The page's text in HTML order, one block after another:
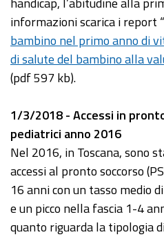
informazioni scarica i report “
bambino nel primo anno di
di salute del bambino alla
(pdf 597 kb).
1/3/2018 - Accessi in
pediatrici anno 2016
Nel 2016, in Toscana, sono
accessi al pronto soccorso
16 anni con un tasso medio
e un picco nella fascia 1-4
quanto riguarda la tipologia